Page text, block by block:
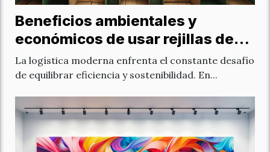
Beneficios ambientales y
económicos de usar rejillas de
cartón en logística
La logística moderna enfrenta el constante desafío
de equilibrar eficiencia y sostenibilidad. En...